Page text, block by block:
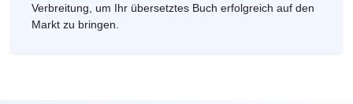
Verbreitung, um Ihr übersetztes Buch erfolgreich auf den
Markt zu bringen.